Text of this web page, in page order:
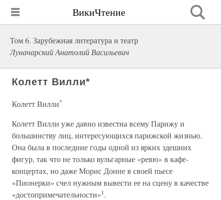
ВикиЧтение
Том 6. Зарубежная литература и театр
Луначарский Анатолий Васильевич
Колетт Вилли*
Колетт Вилли*
Колетт Вилли уже давно известна всему Парижу и
большинству лиц, интересующихся парижской жизнью.
Она была в последние годы одной из ярких здешних
фигур, так что не только вульгарные «ревю» в кафе-
концертах, но даже Морис Донне в своей пьесе
«Пионерки» счел нужным вывести ее на сцену в качестве
«достопримечательности»1.